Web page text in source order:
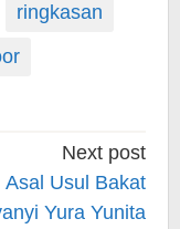
ringkasan
Next post
Asal Usul Bakat
Yura Yunita